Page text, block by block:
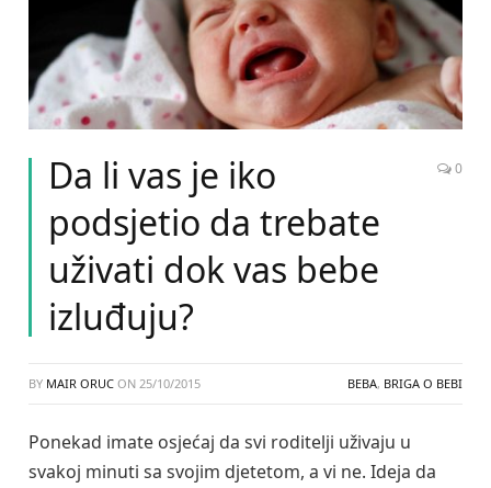
Da li vas je iko
podsjetio da trebate
uživati dok vas bebe
izluđuju?
0
BY MAIR ORUC ON 25/10/2015 BEBA, BRIGA O BEBI
Ponekad imate osjećaj da svi roditelji uživaju u
svakoj minuti sa svojim djetetom, a vi ne. Ideja da